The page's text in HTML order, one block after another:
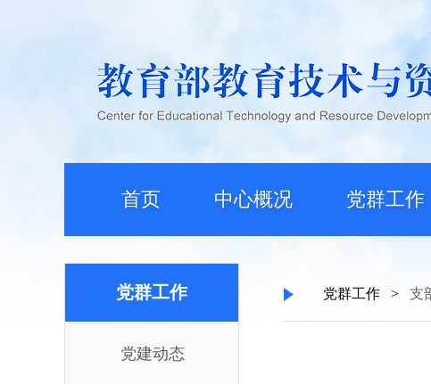
首页 中心概况 党群工作
党群工作
党建动态
党群工作 > 支